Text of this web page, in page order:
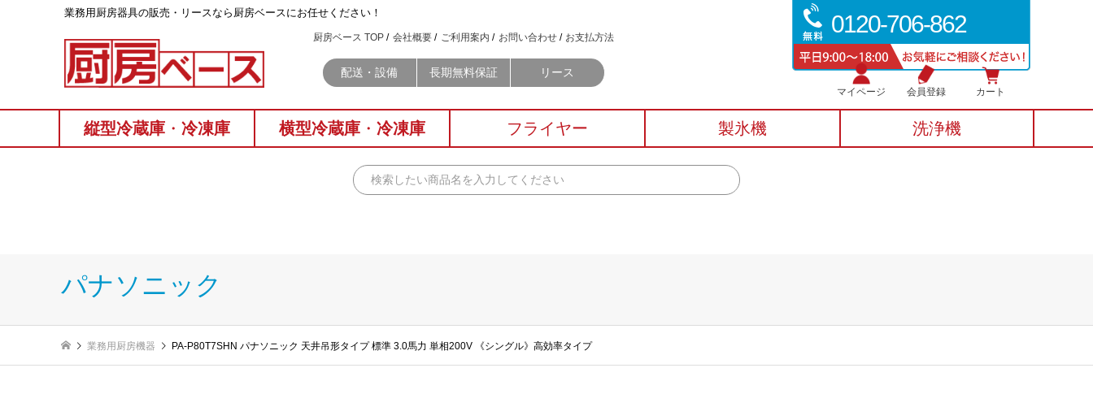
0120-706-862
業務⽤厨房器具の販売・リースなら厨房ベースにお任せください！
厨房ベース TOP 会社概要 ご利用案内 お問い合わせ お支払方法
配送・設備 長期無料保証 リース
マイページ 会員登録 カート
縦型冷蔵庫 ・ 冷凍庫 横型冷蔵庫 ・ 冷凍庫 フライヤー 製氷機 洗浄機
パナソニック
業務用厨房機器 PA-P80T7SHN パナソニック 天井吊形タイプ 標準 3.0馬力 単相200V 《シングル》高効率タイプ